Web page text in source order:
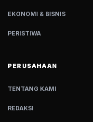
EKONOMI & BISNIS
PERISTIWA
PERUSAHAAN
TENTANG KAMI
REDAKSI